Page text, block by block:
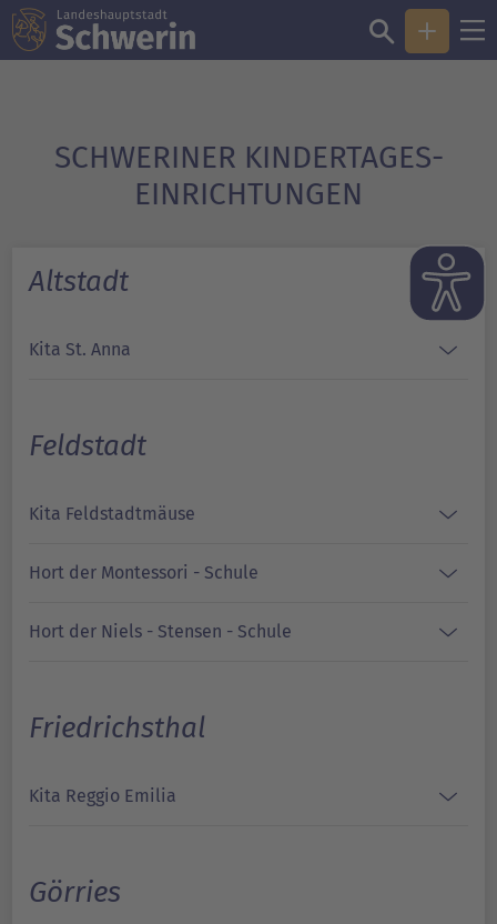
SCHWERINER KINDER­TAGES­
EINRICHTUNGEN
Altstadt
Kita St. Anna
Feldstadt
Kita Feldstadtmäuse
Hort der Montessori - Schule
Hort der Niels - Stensen - Schule
Friedrichsthal
Kita Reggio Emilia
Görries